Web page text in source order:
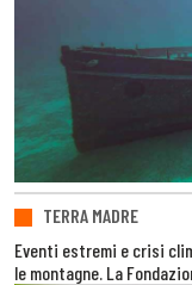
TERRA MADRE
Eventi estremi e crisi
le montagne. La